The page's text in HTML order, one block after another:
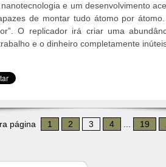
e um desenvolvimento
de montar tudo átomo por
O replicador irá criar uma
e o dinheiro completamente
página 1 2 3 4 19